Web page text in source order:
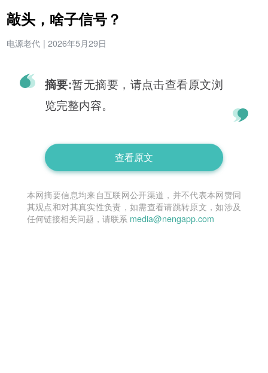
敲头，啥子信号？
电源老代 | 2026年5月29日
摘要:暂无摘要，请点击查看原文浏
览完整内容。
查看原文
本网摘要信息均来自互联网公开渠道，并不代表本网赞同
其观点和对其真实性负责，如需查看请跳转原文，如涉及
任何链接相关问题，请联系 media@nengapp.com